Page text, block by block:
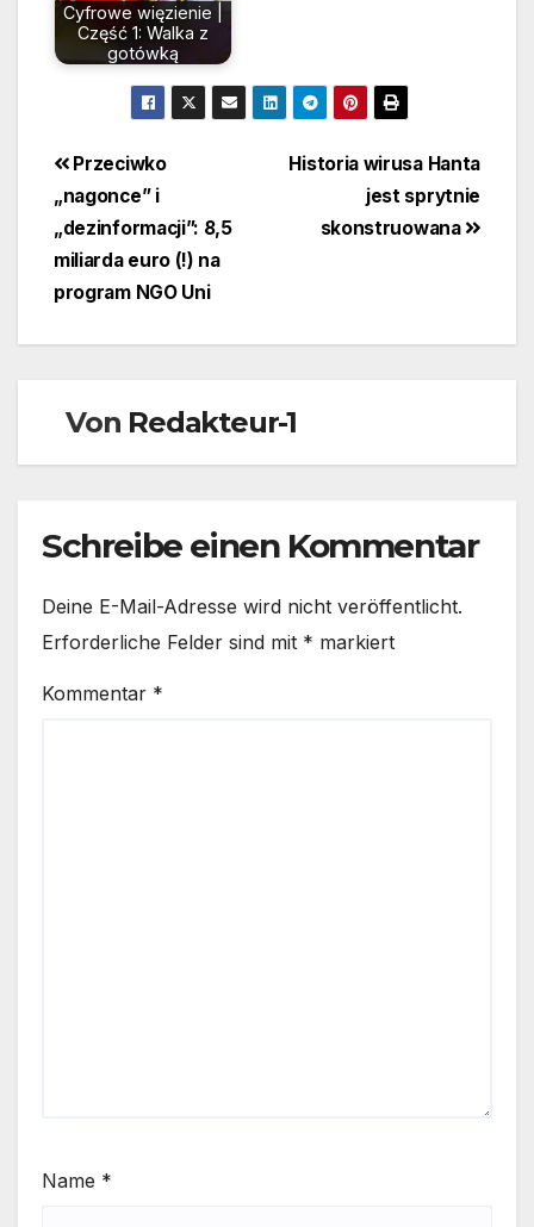
Cyfrowe więzienie |
Część 1: Walka z
gotówką
Beitragsnavigation
Historia wirusa Hanta
jest sprytnie
skonstruowana
Przeciwko
„nagonce” i
„dezinformacji”: 8,5
miliarda euro (!) na
program NGO Uni
Von Redakteur-1
Schreibe einen Kommentar
Deine E-Mail-Adresse wird nicht veröffentlicht.
Erforderliche Felder sind mit * markiert
Kommentar *
Name *